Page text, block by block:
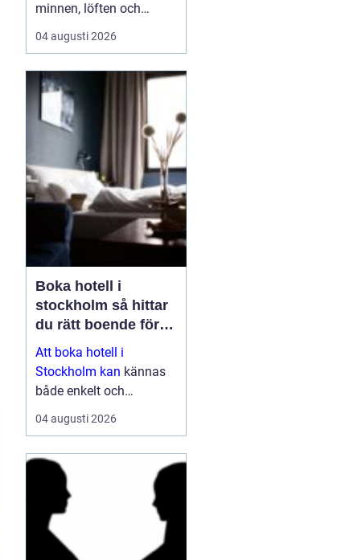
minnen, löften och
förhoppningar om
framtiden. Formen är
djup. Samtidigt ska
ringen fungera i vard...
04 augusti 2026
Boka hotell i
stockholm så hittar
du rätt boende för
din vistelse
Att boka hotell i
Stockholm kan kännas
både enkelt och
överväldigande på
samma gång. Utbudet är
och priserna kan skilja
sig mycket mellan olika
områden och säsonger.
Den som plane...
04 augusti 2026